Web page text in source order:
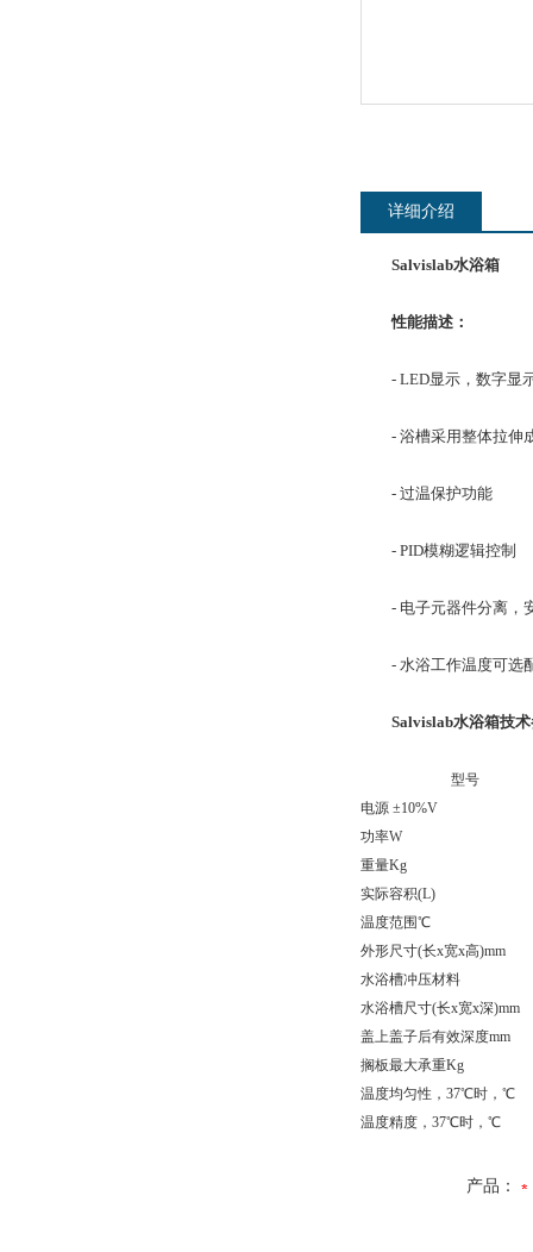
详细介绍
Salvislab水浴箱
性能描述：
- LED显示，数字显
- 浴槽采用整体拉伸成
- 过温保护功能
- PID模糊逻辑控制
- 电子元器件分离，
- 水浴工作温度可选
Salvislab水浴箱技
型号
电源 ±10%V
功率W
重量Kg
实际容积(L)
温度范围℃
外形尺寸(长x宽x高)mm
水浴槽冲压材料
水浴槽尺寸(长x宽x深)mm
盖上盖子后有效深度mm
搁板最大承重Kg
温度均匀性，37℃时，℃
温度精度，37℃时，℃
产品：